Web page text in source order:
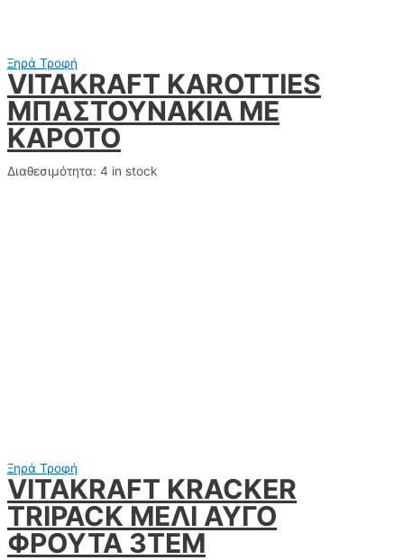
Ξηρά Τροφή
VITAKRAFT KAROTTIES
ΜΠΑΣΤΟΥΝΑΚΙΑ ΜΕ
ΚΑΡΟΤΟ
Διαθεσιμότητα: 4 in stock
Ξηρά Τροφή
VITAKRAFT KRACKER
TRIPACK ΜΕΛΙ ΑΥΓΟ
ΦΡΟΥΤΑ 3TEM